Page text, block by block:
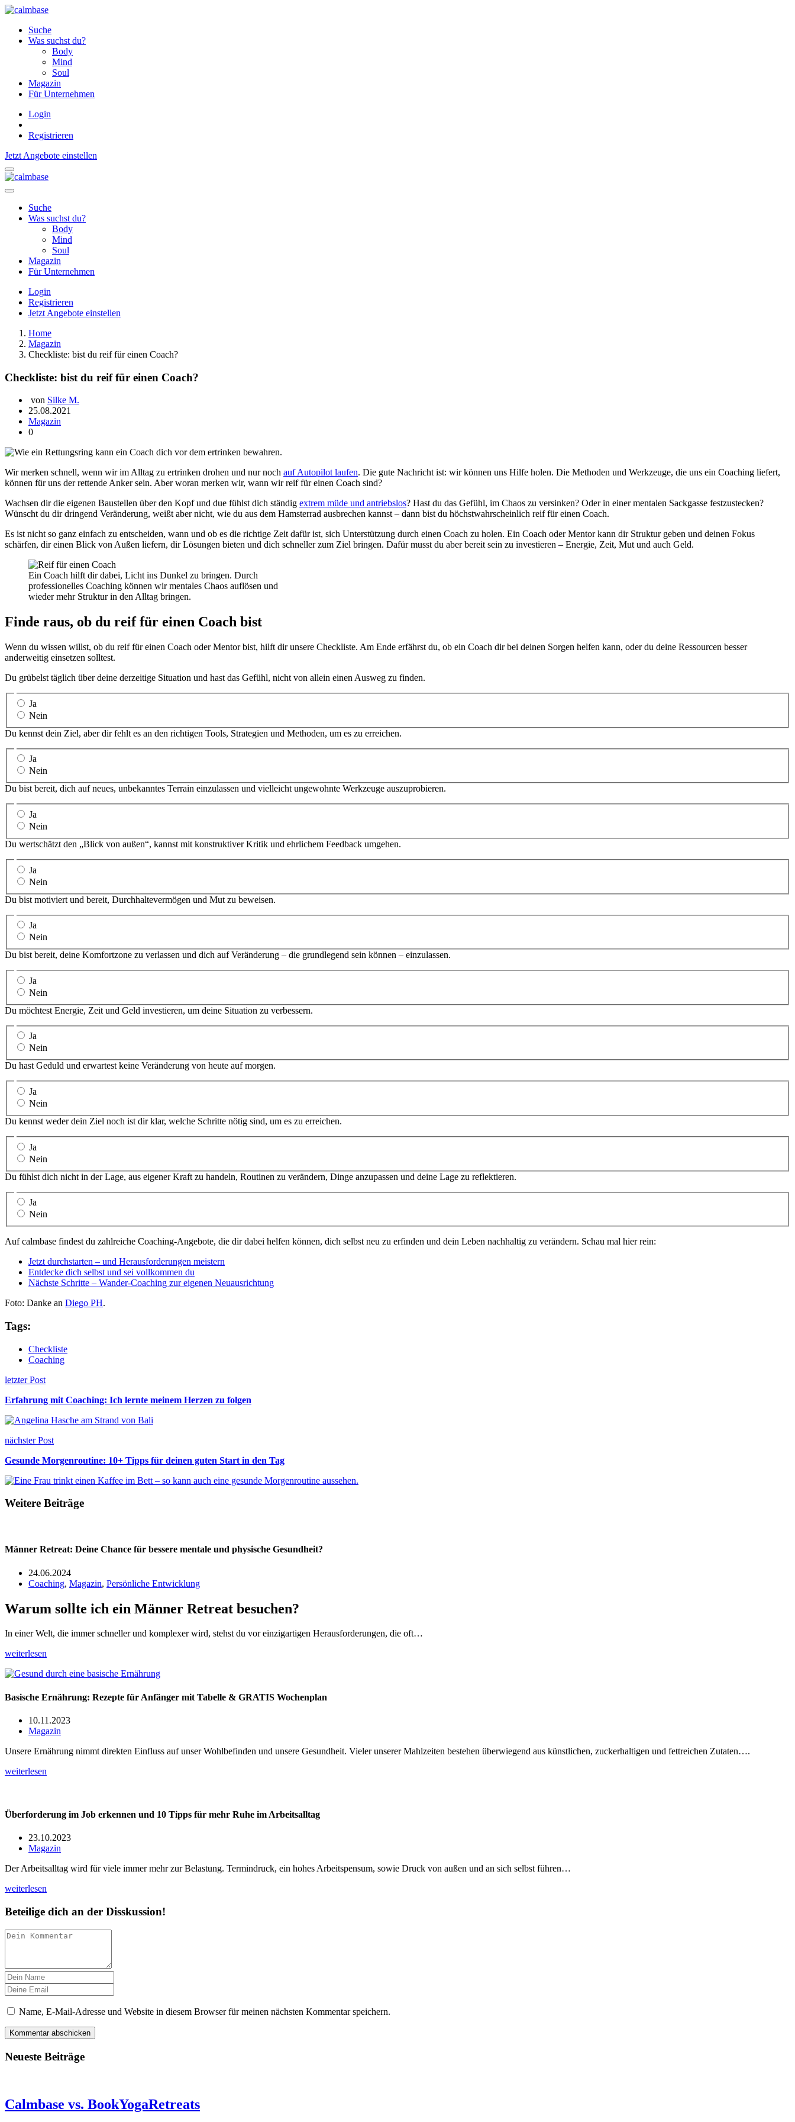
Suche
Was suchst du?
Body
Mind
Soul
Magazin
Für Unternehmen
Login
Registrieren
Jetzt Angebote einstellen
Suche
Was suchst du?
Body
Mind
Soul
Magazin
Für Unternehmen
Login
Registrieren
Jetzt Angebote einstellen
Home
Magazin
Checkliste: bist du reif für einen Coach?
Checkliste: bist du reif für einen Coach?
von Silke M.
25.08.2021
Magazin
0
Wir merken schnell, wenn wir im Alltag zu ertrinken drohen und nur noch auf Autopilot laufen. Die gute Nachricht ist: wir können uns Hilfe holen. Die Methoden und Werkzeuge, die uns ein Coaching liefert,
können für uns der rettende Anker sein. Aber woran merken wir, wann wir reif für einen Coach sind?
Wachsen dir die eigenen Baustellen über den Kopf und due fühlst dich ständig extrem müde und antriebslos? Hast du das Gefühl, im Chaos zu versinken? Oder in einer mentalen Sackgasse festzustecken?
Wünscht du dir dringend Veränderung, weißt aber nicht, wie du aus dem Hamsterrad ausbrechen kannst – dann bist du höchstwahrscheinlich reif für einen Coach.
Es ist nicht so ganz einfach zu entscheiden, wann und ob es die richtige Zeit dafür ist, sich Unterstützung durch einen Coach zu holen. Ein Coach oder Mentor kann dir Struktur geben und deinen Fokus
schärfen, dir einen Blick von Außen liefern, dir Lösungen bieten und dich schneller zum Ziel bringen. Dafür musst du aber bereit sein zu investieren – Energie, Zeit, Mut und auch Geld.
Ein Coach hilft dir dabei, Licht ins Dunkel zu bringen. Durch
professionelles Coaching können wir mentales Chaos auflösen und
wieder mehr Struktur in den Alltag bringen.
Finde raus, ob du reif für einen Coach bist
Wenn du wissen willst, ob du reif für einen Coach oder Mentor bist, hilft dir unsere Checkliste. Am Ende erfährst du, ob ein Coach dir bei deinen Sorgen helfen kann, oder du deine Ressourcen besser
anderweitig einsetzen solltest.
Du grübelst täglich über deine derzeitige Situation und hast das Gefühl, nicht von allein einen Ausweg zu finden.
Ja
Nein
Du kennst dein Ziel, aber dir fehlt es an den richtigen Tools, Strategien und Methoden, um es zu erreichen.
Ja
Nein
Du bist bereit, dich auf neues, unbekanntes Terrain einzulassen und vielleicht ungewohnte Werkzeuge auszuprobieren.
Ja
Nein
Du wertschätzt den „Blick von außen“, kannst mit konstruktiver Kritik und ehrlichem Feedback umgehen.
Ja
Nein
Du bist motiviert und bereit, Durchhaltevermögen und Mut zu beweisen.
Ja
Nein
Du bist bereit, deine Komfortzone zu verlassen und dich auf Veränderung – die grundlegend sein können – einzulassen.
Ja
Nein
Du möchtest Energie, Zeit und Geld investieren, um deine Situation zu verbessern.
Ja
Nein
Du hast Geduld und erwartest keine Veränderung von heute auf morgen.
Ja
Nein
Du kennst weder dein Ziel noch ist dir klar, welche Schritte nötig sind, um es zu erreichen.
Ja
Nein
Du fühlst dich nicht in der Lage, aus eigener Kraft zu handeln, Routinen zu verändern, Dinge anzupassen und deine Lage zu reflektieren.
Ja
Nein
Auf calmbase findest du zahlreiche Coaching-Angebote, die dir dabei helfen können, dich selbst neu zu erfinden und dein Leben nachhaltig zu verändern. Schau mal hier rein:
Jetzt durchstarten – und Herausforderungen meistern
Entdecke dich selbst und sei vollkommen du
Nächste Schritte – Wander-Coaching zur eigenen Neuausrichtung
Foto: Danke an Diego PH.
Tags:
Checkliste
Coaching
letzter Post
Erfahrung mit Coaching: Ich lernte meinem Herzen zu folgen
nächster Post
Gesunde Morgenroutine: 10+ Tipps für deinen guten Start in den Tag
Weitere Beiträge
Männer Retreat: Deine Chance für bessere mentale und physische Gesundheit?
24.06.2024
Coaching, Magazin, Persönliche Entwicklung
Warum sollte ich ein Männer Retreat besuchen?
In einer Welt, die immer schneller und komplexer wird, stehst du vor einzigartigen Herausforderungen, die oft…
weiterlesen
Basische Ernährung: Rezepte für Anfänger mit Tabelle & GRATIS Wochenplan
10.11.2023
Magazin
Unsere Ernährung nimmt direkten Einfluss auf unser Wohlbefinden und unsere Gesundheit. Vieler unserer Mahlzeiten bestehen überwiegend aus künstlichen, zuckerhaltigen und fettreichen Zutaten….
weiterlesen
Überforderung im Job erkennen und 10 Tipps für mehr Ruhe im Arbeitsalltag
23.10.2023
Magazin
Der Arbeitsalltag wird für viele immer mehr zur Belastung. Termindruck, ein hohes Arbeitspensum, sowie Druck von außen und an sich selbst führen…
weiterlesen
Beteilige dich an der Disskussion!
Name, E-Mail-Adresse und Website in diesem Browser für meinen nächsten Kommentar speichern.
Neueste Beiträge
Calmbase vs. BookYogaRetreats